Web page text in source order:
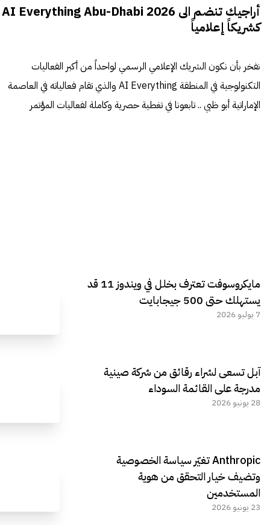
أراجيك تنضم الى AI Everything Abu-Dhabi 2026
كشريكاً إعلامياً
نفخر بأن نكون الشريك الإعلامي الرسمي لواحداً من أكبر الفعاليات
التكنولوجية في المنطقة AI Everything والذي تقام فعالياته في العاصمة
الإماراتية أبو ظبي .. تابعونا في تغطية حصرية وكاملة لفعاليات المؤتمر
مايكروسوفت تعترف بخلل في ويندوز 11 قد
يستهلك حتى 500 جيجابايت
7 يوليو 2026
آبل تسعى لشراء رقائق من شركة صينية
مدرجة على القائمة السوداء
28 يونيو 2026
Anthropic تغيّر سياسة الخصوصية
وتضيف خيار التحقق من هوية
المستخدمين
23 يونيو 2026